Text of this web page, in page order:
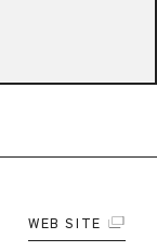
WEB SITE